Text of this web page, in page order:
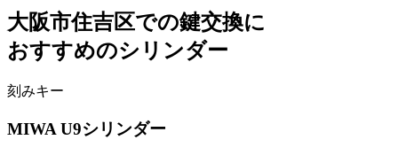
大阪市住吉区での鍵交換に
おすすめのシリンダー
刻みキー
MIWA U9シリンダー